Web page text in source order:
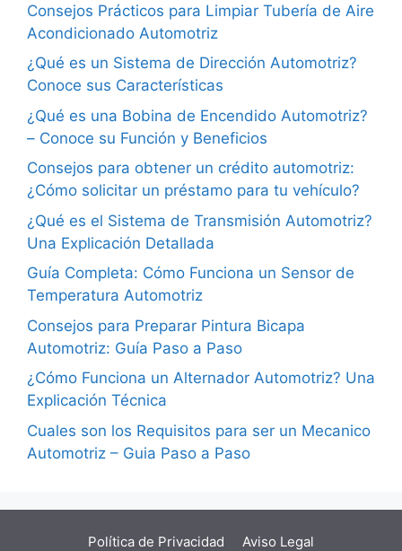
Consejos Prácticos para Limpiar Tubería de Aire
Acondicionado Automotriz
¿Qué es un Sistema de Dirección Automotriz?
Conoce sus Características
¿Qué es una Bobina de Encendido Automotriz?
– Conoce su Función y Beneficios
Consejos para obtener un crédito automotriz:
¿Cómo solicitar un préstamo para tu vehículo?
¿Qué es el Sistema de Transmisión Automotriz?
Una Explicación Detallada
Guía Completa: Cómo Funciona un Sensor de
Temperatura Automotriz
Consejos para Preparar Pintura Bicapa
Automotriz: Guía Paso a Paso
¿Cómo Funciona un Alternador Automotriz? Una
Explicación Técnica
Cuales son los Requisitos para ser un Mecanico
Automotriz – Guia Paso a Paso
Política de Privacidad
Aviso Legal